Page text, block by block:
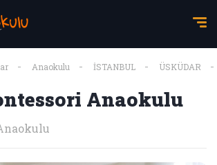
Anaokulu İSTANBUL ÜSKÜDAR
Anaokulu